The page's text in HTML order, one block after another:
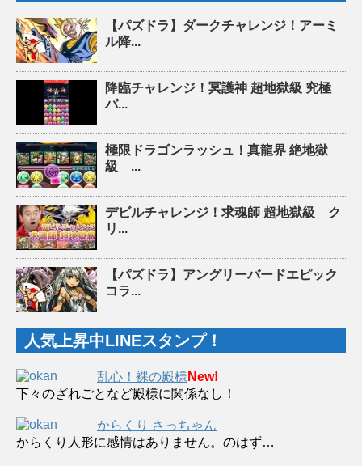
【パズドラ】ダークチャレンジ！アーミ
ル降...
降臨チャレンジ！冥護神 超地獄級 究極
パ...
極限ドラゴンラッシュ！真龍界 絶地獄
級 ...
デビルチャレンジ！求魂師 超地獄級 ク
リ...
【パズドラ】アングリーバードエピック
コラ...
人気上昇中LINEスタンプ！
乱心！裸の殿様 New!
下々のざれごとなど殿様に関係なし！
からくり さっちゃん
からくり人形に感情はありません。のはず…